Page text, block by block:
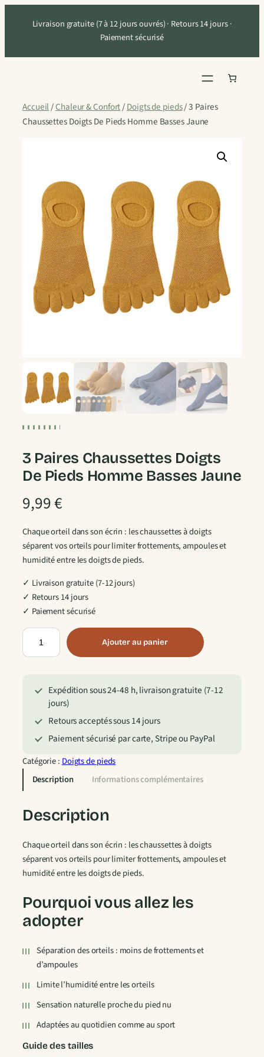
Livraison gratuite (7 à 12 jours ouvrés) · Retours 14 jours ·
Paiement sécurisé
Accueil/Chaleur & Confort/Doigts de pieds/ 3 Paires
Chaussettes Doigts De Pieds Homme Basses Jaune
3 Paires Chaussettes Doigts
De Pieds Homme Basses Jaune
9,99€
Chaque orteil dans son écrin : les chaussettes à doigts
séparent vos orteils pour limiter frottements, ampoules et
humidité entre les doigts de pieds.
✓ Livraison gratuite (7-12 jours)
✓ Retours 14 jours
✓ Paiement sécurisé
q
e
P
i
e
s
C
a
u
s
t
e
D
o
Ajouter au panier
Expédition sous 24-48 h, livraison gratuite (7-12
jours)
Retours acceptés sous 14 jours
Paiement sécurisé par carte, Stripe ou PayPal
Catégorie : Doigts de pieds
Description
Informations complémentaires
Description
Chaque orteil dans son écrin : les chaussettes à doigts
séparent vos orteils pour limiter frottements, ampoules et
humidité entre les doigts de pieds.
Pourquoi vous allez les
adopter
Séparation des orteils : moins de frottements et
d’ampoules
Limite l’humidité entre les orteils
Sensation naturelle proche du pied nu
Adaptées au quotidien comme au sport
Guide des tailles